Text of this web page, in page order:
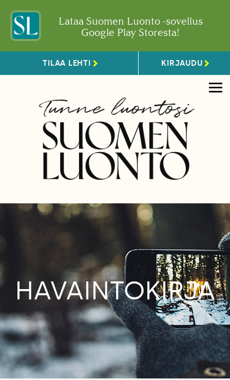
Lataa Suomen Luonto -sovellus
Google Play Storesta!
TILAA LEHTI KIRJAUDU
HAVAINTOKIRJA